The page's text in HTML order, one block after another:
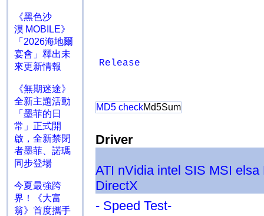
《黑色沙
漠 MOBILE》
「2026海地爾
宴會」釋出未
來更新情報
《無期迷途》
全新主題活動
「墨菲的日
常」正式開
啟，全新禁閉
者墨菲、諾瑪
同步登場
今夏最強跨
界！《大富
翁》首度攜手
Release
MD5 checkMd5Sum
Driver
ATI nVidia intel SIS MSI elsa
DirectX
- Speed Test-